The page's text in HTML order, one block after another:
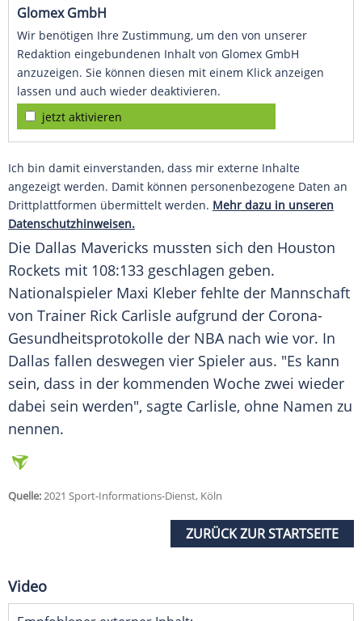
Glomex GmbH
Wir benötigen Ihre Zustimmung, um den von unserer
Redaktion eingebundenen Inhalt von Glomex GmbH
anzuzeigen. Sie können diesen mit einem Klick anzeigen
lassen und auch wieder deaktivieren.
jetzt aktivieren
Ich bin damit einverstanden, dass mir externe Inhalte
angezeigt werden. Damit können personenbezogene Daten an
Drittplattformen übermittelt werden. Mehr dazu in unseren
Datenschutzhinweisen.
Die Dallas Mavericks mussten sich den Houston
Rockets mit 108:133 geschlagen geben.
Nationalspieler Maxi Kleber fehlte der Mannschaft
von Trainer Rick Carlisle aufgrund der Corona-
Gesundheitsprotokolle der NBAnach wie vor. In
Dallas fallen deswegen vier Spieler aus. "Es kann
sein, dass in der kommenden Woche zwei wieder
dabei sein werden", sagte Carlisle, ohne Namen zu
nennen.
Quelle:2021 Sport-Informations-Dienst, Köln
ZURÜCK ZUR STARTSEITE
Video